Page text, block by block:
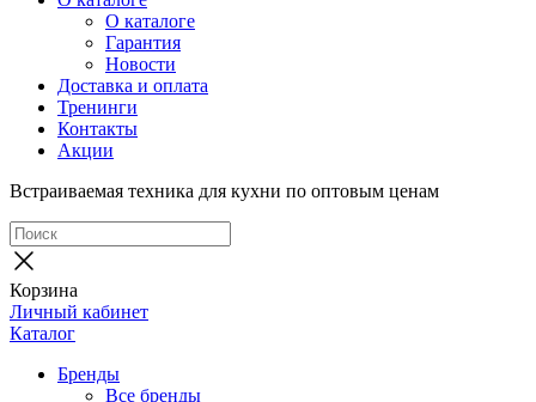
О каталоге
Гарантия
Новости
Доставка и оплата
Тренинги
Контакты
Акции
Встраиваемая техника для кухни по оптовым ценам
Корзина
Личный кабинет
Каталог
Бренды
Все бренды